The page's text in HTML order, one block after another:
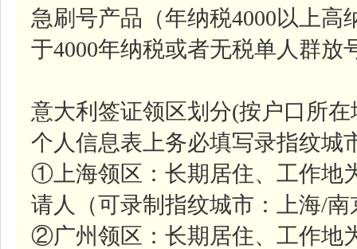
急刷号产品（年纳税4000以上
于4000年纳税或者无税单人群放
意大利签证领区划分(按户口所
个人信息表上务必填写录指纹城
①上海领区：长期居住、工作地
请人（可录制指纹城市：上海/南
②广州领区：长期居住、工作地